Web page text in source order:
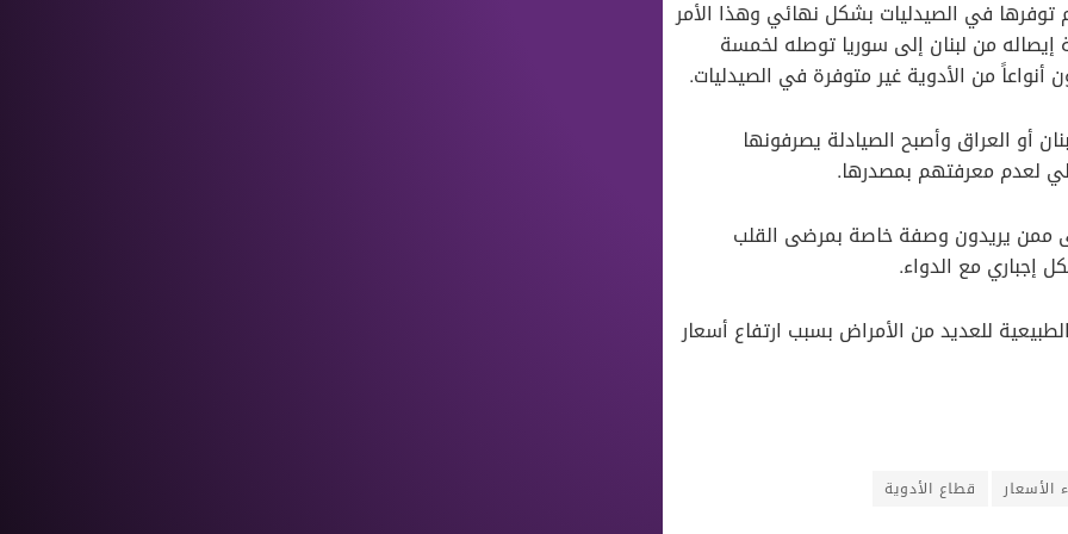
في الصيدليات بشكل نهائي وهذا الأمر
من لبنان إلى سوريا توصله لخمسة
من الأدوية غير متوفرة في الصيدليات.
أو العراق وأصبح الصيادلة يصرفونها
لعدم معرفتهم بمصدرها.
ممن يريدون وصفة خاصة بمرضى القلب
إجباري مع الدواء.
للعديد من الأمراض بسبب ارتفاع أسعار
اﻷسعار قطاع اﻷدوية